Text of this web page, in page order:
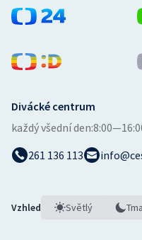
Divácké centrum
každý všední den:
261 136 113
Vzhled Světlý